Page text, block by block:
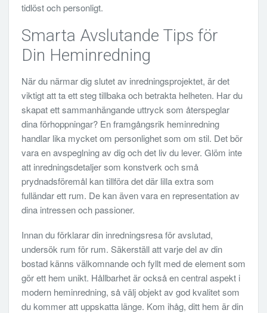
tidlöst och personligt.
Smarta Avslutande Tips för
Din Heminredning
När du närmar dig slutet av inredningsprojektet, är det
viktigt att ta ett steg tillbaka och betrakta helheten. Har du
skapat ett sammanhängande uttryck som återspeglar
dina förhoppningar? En framgångsrik heminredning
handlar lika mycket om personlighet som om stil. Det bör
vara en avspeglning av dig och det liv du lever. Glöm inte
att inredningsdetaljer som konstverk och små
prydnadsföremål kan tillföra det där lilla extra som
fulländar ett rum. De kan även vara en representation av
dina intressen och passioner.
Innan du förklarar din inredningsresa för avslutad,
undersök rum för rum. Säkerställ att varje del av din
bostad känns välkomnande och fyllt med de element som
gör ett hem unikt. Hållbarhet är också en central aspekt i
modern heminredning, så välj objekt av god kvalitet som
du kommer att uppskatta länge. Kom ihåg, ditt hem är din